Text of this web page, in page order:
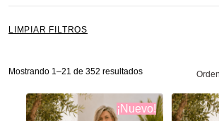
LIMPIAR FILTROS
¡Nuevo!
Mostrando 1–21 de 352 resultados